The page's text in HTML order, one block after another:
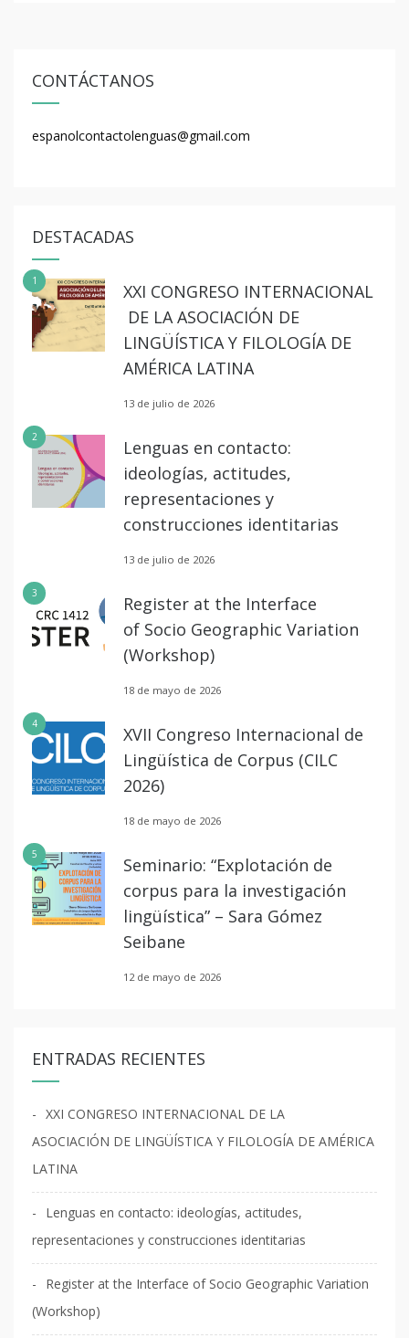
CONTÁCTANOS
espanolcontactolenguas@gmail.com
DESTACADAS
1
XXI CONGRESO INTERNACIONAL
DE LA ASOCIACIÓN DE
LINGÜÍSTICA Y FILOLOGÍA DE
AMÉRICA LATINA
13 de julio de 2026
2
Lenguas en contacto:
ideologías, actitudes,
representaciones y
construcciones identitarias
13 de julio de 2026
3
Register at the Interface
of Socio Geographic Variation
(Workshop)
18 de mayo de 2026
4
XVII Congreso Internacional de
Lingüística de Corpus (CILC
2026)
18 de mayo de 2026
5
Seminario: “Explotación de
corpus para la investigación
lingüística” – Sara Gómez
Seibane
12 de mayo de 2026
ENTRADAS RECIENTES
XXI CONGRESO INTERNACIONAL DE LA
ASOCIACIÓN DE LINGÜÍSTICA Y FILOLOGÍA DE AMÉRICA
LATINA
Lenguas en contacto: ideologías, actitudes,
representaciones y construcciones identitarias
Register at the Interface of Socio Geographic Variation
(Workshop)